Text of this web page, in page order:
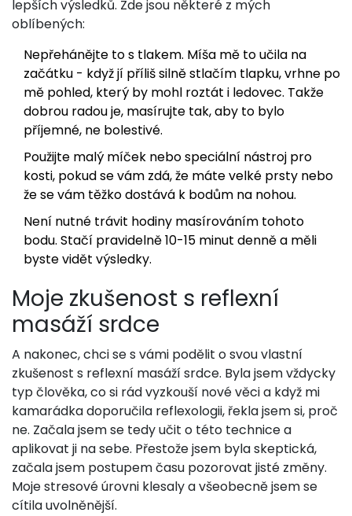
lepších výsledků. Zde jsou některé z mých
oblíbených:
Nepřehánějte to s tlakem. Míša mě to učila na
začátku - když jí příliš silně stlačím tlapku, vrhne po
mě pohled, který by mohl roztát i ledovec. Takže
dobrou radou je, masírujte tak, aby to bylo
příjemné, ne bolestivé.
Použijte malý míček nebo speciální nástroj pro
kosti, pokud se vám zdá, že máte velké prsty nebo
že se vám těžko dostává k bodům na nohou.
Není nutné trávit hodiny masírováním tohoto
bodu. Stačí pravidelně 10-15 minut denně a měli
byste vidět výsledky.
Moje zkušenost s reflexní
masáží srdce
A nakonec, chci se s vámi podělit o svou vlastní
zkušenost s reflexní masáží srdce. Byla jsem vždycky
typ člověka, co si rád vyzkouší nové věci a když mi
kamarádka doporučila reflexologii, řekla jsem si, proč
ne. Začala jsem se tedy učit o této technice a
aplikovat ji na sebe. Přestože jsem byla skeptická,
začala jsem postupem času pozorovat jisté změny.
Moje stresové úrovni klesaly a všeobecně jsem se
cítila uvolněnější.